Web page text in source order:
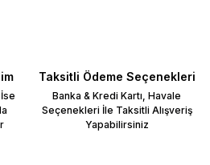
Taksitli Ödeme Seçenekleri
Banka & Kredi Kartı, Havale
Seçenekleri İle Taksitli Alışveriş
Yapabilirsiniz